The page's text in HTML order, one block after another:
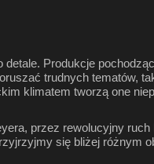
detale. Produkcje
trudnych tematów,
klimatem tworzą one
przez rewolucyjny ruch
się bliżej różnym